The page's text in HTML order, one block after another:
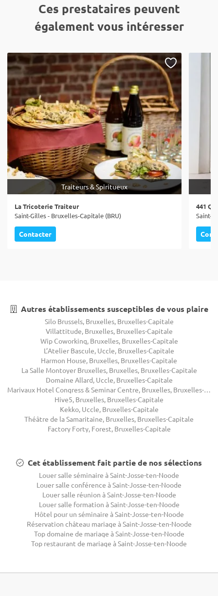
Ces prestataires peuvent
également vous intéresser
Traiteurs & Spiritueux
La Tricoterie Traiteur
Saint-Gilles - Bruxelles-Capitale (BRU)
Contacter
441
Saint-
Autres établissements susceptibles de vous plaire
Silo Brussels, Bruxelles, Bruxelles-Capitale
Villattitude, Bruxelles, Bruxelles-Capitale
Wip Coworking, Bruxelles, Bruxelles-Capitale
L’Atelier Bascule, Uccle, Bruxelles-Capitale
Harmon House, Bruxelles, Bruxelles-Capitale
La Salle Montoyer Bruxelles, Bruxelles, Bruxelles-Capitale
Domaine Allard, Uccle, Bruxelles-Capitale
Marivaux Hotel Congress & Seminar Centre, Bruxelles, Bruxelles-Capitale
Hive5, Bruxelles, Bruxelles-Capitale
Kekko, Uccle, Bruxelles-Capitale
Théâtre de la Samaritaine, Bruxelles, Bruxelles-Capitale
Factory Forty, Forest, Bruxelles-Capitale
Cet établissement fait partie de nos sélections
Louer salle séminaire à Saint-Josse-ten-Noode
Louer salle conférence à Saint-Josse-ten-Noode
Louer salle réunion à Saint-Josse-ten-Noode
Louer salle formation à Saint-Josse-ten-Noode
Hôtel pour un séminaire à Saint-Josse-ten-Noode
Réservation château mariage à Saint-Josse-ten-Noode
Top domaine de mariage à Saint-Josse-ten-Noode
Top restaurant de mariage à Saint-Josse-ten-Noode